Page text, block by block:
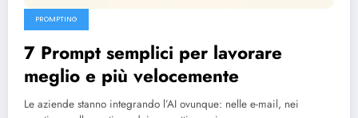
PROMPTING
7 Prompt semplici per lavorare
meglio e più velocemente
Le aziende stanno integrando l’AI ovunque: nelle e-mail, nei